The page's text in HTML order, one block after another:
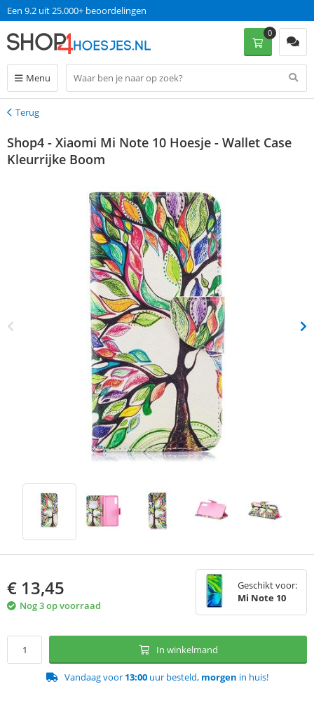
Een 9.2 uit 25.000+ beoordelingen
Menu
0
Terug
Terug
Shop4 - Xiaomi Mi Note 10 Hoesje - Wallet Case
Kleurrijke Boom
€ 13,45
Nog 3 op voorraad
Geschikt voor:
Mi Note 10
In winkelmand
Vandaag voor 13:00uur besteld, morgen in huis!